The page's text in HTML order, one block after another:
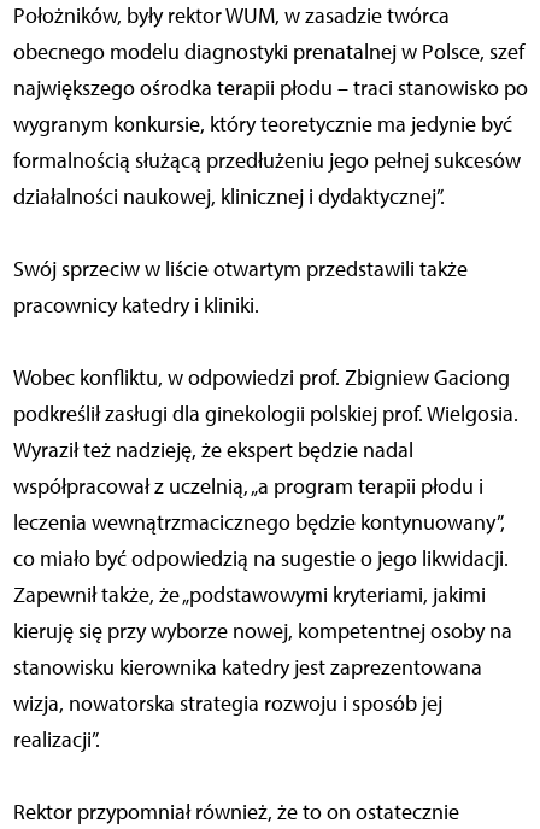
Położników, były rektor WUM, w zasadzie twórca
obecnego modelu diagnostyki prenatalnej w Polsce, szef
największego ośrodka terapii płodu – traci stanowisko po
wygranym konkursie, który teoretycznie ma jedynie być
formalnością służącą przedłużeniu jego pełnej sukcesów
działalności naukowej, klinicznej i dydaktycznej”.
Swój sprzeciw w liście otwartym przedstawili także
pracownicy katedry i kliniki.
Wobec konfliktu, w odpowiedzi prof. Zbigniew Gaciong
podkreślił zasługi dla ginekologii polskiej prof. Wielgosia.
Wyraził też nadzieję, że ekspert będzie nadal
współpracował z uczelnią, „a program terapii płodu i
leczenia wewnątrzmacicznego będzie kontynuowany”,
co miało być odpowiedzią na sugestie o jego likwidacji.
Zapewnił także, że „podstawowymi kryteriami, jakimi
kieruję się przy wyborze nowej, kompetentnej osoby na
stanowisku kierownika katedry jest zaprezentowana
wizja, nowatorska strategia rozwoju i sposób jej
realizacji”.
Rektor przypomniał również, że to on ostatecznie